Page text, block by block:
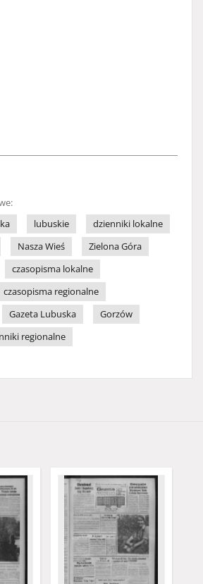
lubuskie
dzienniki lokalne
Nasza Wieś
Zielona Góra
czasopisma lokalne
czasopisma regionalne
Gazeta Lubuska
Gorzów
regionalne